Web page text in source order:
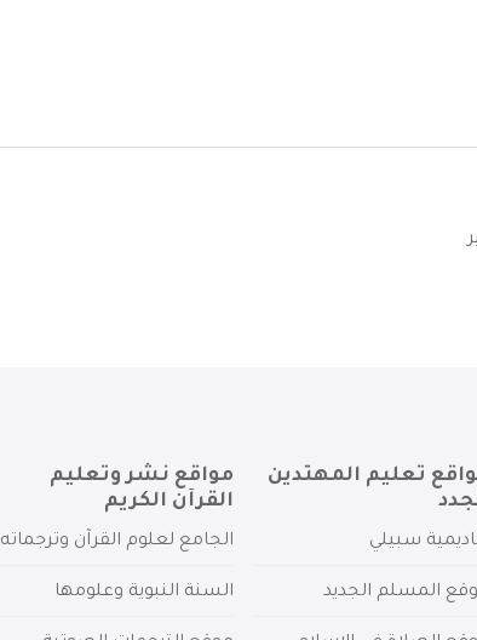
تعليم المهتدين
سبيلي
المسلم الجديد
مواقع نشر وتعليم
القرآن الكريم
الجامع لعلوم القرآن وترجماته
السنة النبوية وعلومها